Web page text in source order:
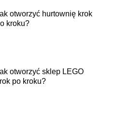
otworzyć hurtownię krok
kroku?
otworzyć sklep LEGO
po kroku?